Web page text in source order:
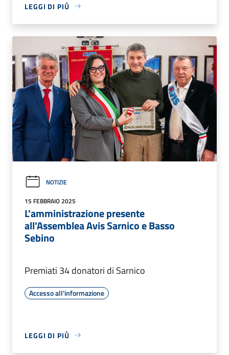
LEGGI DI PIÙ
NOTIZIE
15 FEBBRAIO 2025
L'amministrazione presente
all'Assemblea Avis Sarnico e Basso
Sebino
Premiati 34 donatori di Sarnico
Accesso all'informazione
LEGGI DI PIÙ